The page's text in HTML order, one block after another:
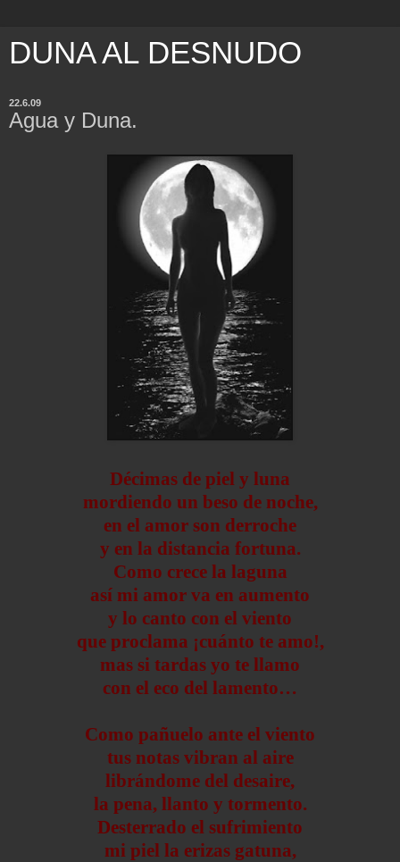
DUNA AL DESNUDO
22.6.09
Agua y Duna.
Décimas de piel y luna
mordiendo un beso de noche,
en el amor son derroche
y en la distancia fortuna.
Como crece la laguna
así mi amor va en aumento
y lo canto con el viento
que proclama ¡cuánto te amo!,
mas si tardas yo te llamo
con el eco del lamento…
Como pañuelo ante el viento
tus notas vibran al aire
librándome del desaire,
la pena, llanto y tormento.
Desterrado el sufrimiento
mi piel la erizas gatuna,